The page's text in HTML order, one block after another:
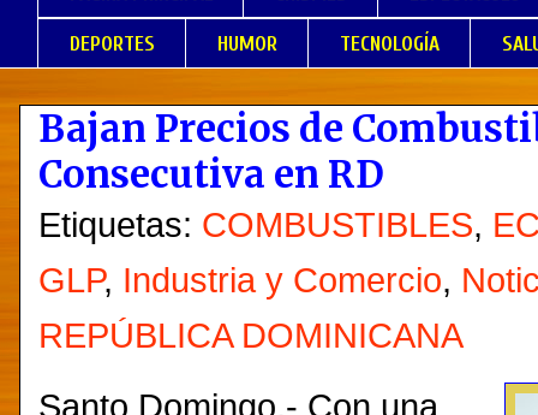
DEPORTES HUMOR TECNOLOGÍA
Bajan Precios de
Consecutiva en RD
Etiquetas: COMBUSTIBLES,
GLP, Industria y Comercio,
REPÚBLICA DOMINICANA
Santo Domingo.- Con una